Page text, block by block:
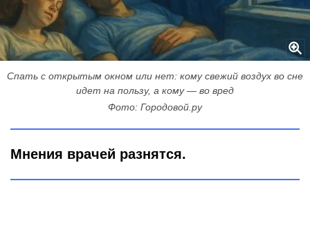
Спать с открытым окном или нет: кому свежий воздух во сне
идет на пользу, а кому — во вред
Фото: Городовой.ру
Мнения врачей разнятся.